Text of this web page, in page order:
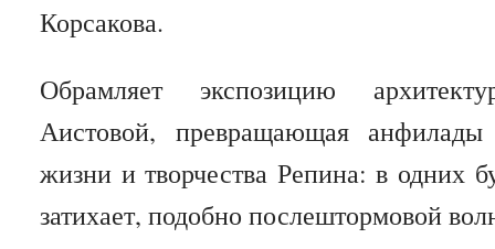
Корсакова.
Обрамляет экспозицию
Аистовой, превращающая
жизни и творчества Репина: в одних
затихает, подобно послештормовой